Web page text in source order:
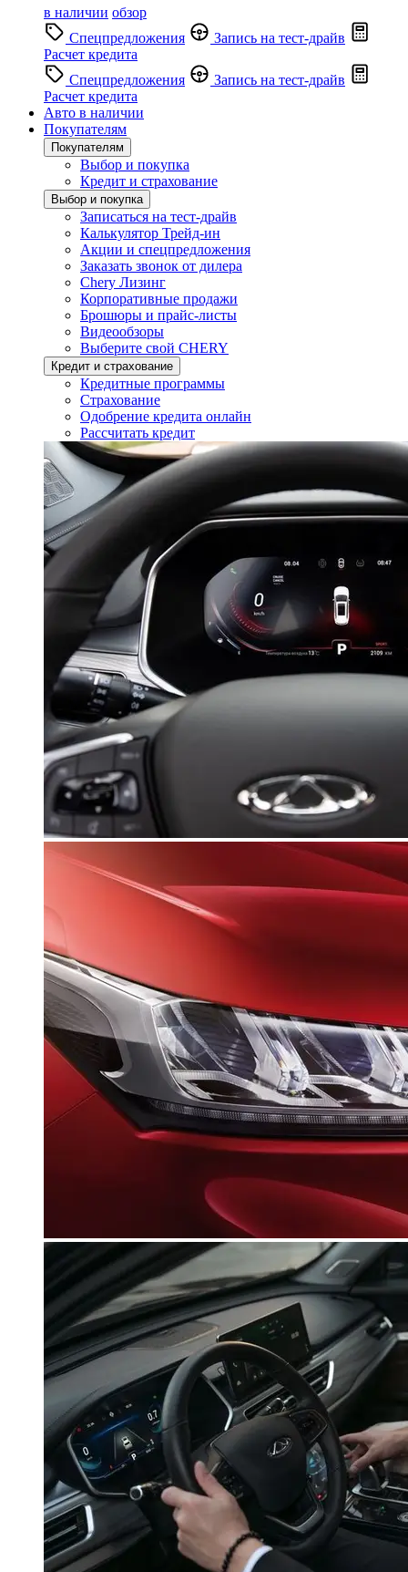
в наличии обзор
Спецпредложения
Запись на тест-драйв
Расчет кредита
Спецпредложения
Запись на тест-драйв
Расчет кредита
Авто в наличии
Покупателям
Покупателям
Выбор и покупка
Кредит и страхование
Выбор и покупка
Записаться на тест-драйв
Калькулятор Трейд-ин
Акции и спецпредложения
Заказать звонок от дилера
Chery Лизинг
Корпоративные продажи
Брошюры и прайс-листы
Видеообзоры
Выберите свой CHERY
Кредит и страхование
Кредитные программы
Страхование
Одобрение кредита онлайн
Рассчитать кредит